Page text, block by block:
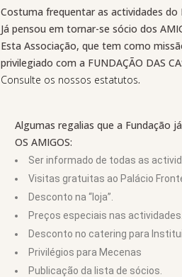
Costuma frequentar as actividades do
Já pensou em tornar-se sócio dos
Esta Associação, que tem como
privilegiado com a FUNDAÇÃO DAS
Consulte os nossos estatutos.
Algumas regalias que a Fundação
OS AMIGOS:
Ser informado de todas as
Visitas gratuitas ao Palácio
Desconto na “loja”.
Preços especiais nas actividades.
Desconto no catering para
Privilégios para Mecenas
Publicação da lista de sócios.